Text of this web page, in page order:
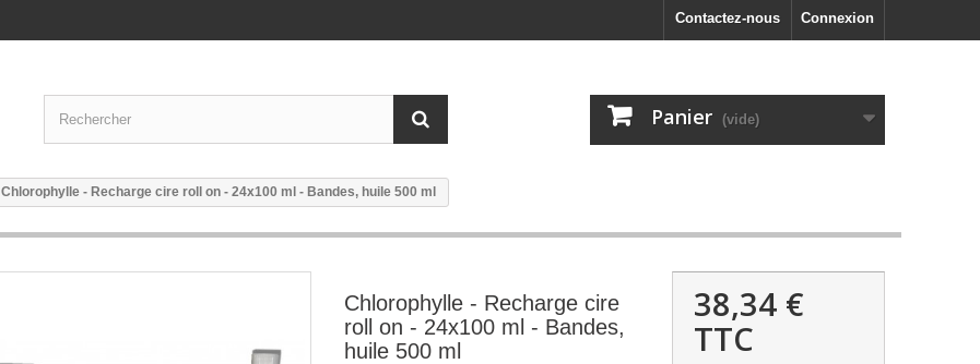
Connexion
Contactez-nous
Panier (vide)
Chlorophylle - Recharge cire roll on - 24x100 ml - Bandes, huile 500 ml
Chlorophylle - Recharge cire
roll on - 24x100 ml - Bandes,
huile 500 ml
38,34 €
TTC